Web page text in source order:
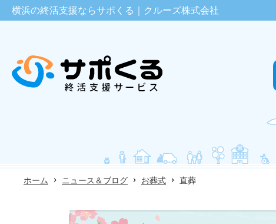
横浜の終活支援ならサポくる｜クルーズ株式会社
ホーム ニュース＆ブログ お葬式 直葬